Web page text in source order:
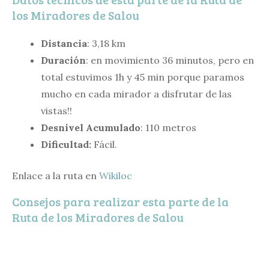
los Miradores de Salou
Distancia: 3,18 km
Duración: en movimiento 36 minutos, pero en
total estuvimos 1h y 45 min porque paramos
mucho en cada mirador a disfrutar de las
vistas!!
Desnivel Acumulado: 110 metros
Dificultad: Fácil.
Enlace a la ruta en Wikiloc
Consejos para realizar esta parte de la
Ruta de los Miradores de Salou